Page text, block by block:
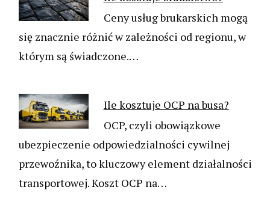
Ceny usług brukarskich mogą
się znacznie różnić w zależności od regionu, w
którym są świadczone.…
Ile kosztuje OCP na busa?
OCP, czyli obowiązkowe
ubezpieczenie odpowiedzialności cywilnej
przewoźnika, to kluczowy element działalności
transportowej. Koszt OCP na…